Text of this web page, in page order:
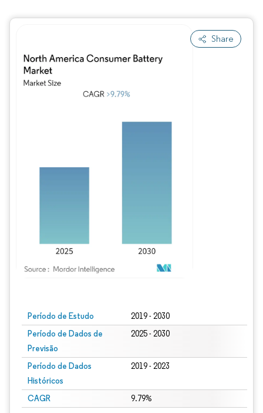
Share
Período de Estudo 2019 - 2030
Período de Dados de
Previsão
2025 - 2030
Período de Dados
Históricos
2019 - 2023
CAGR 9.79%